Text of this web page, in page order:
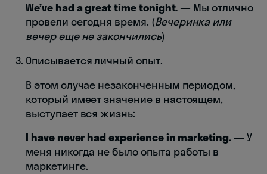
We’ve had a great time tonight. — Мы отлично
провели сегодня время. (Вечеринка или
вечер еще не закончились)
Описывается личный опыт.
В этом случае незаконченным периодом,
который имеет значение в настоящем,
выступает вся жизнь:
I have never had experience in marketing. — У
меня никогда не было опыта работы в
маркетинге.